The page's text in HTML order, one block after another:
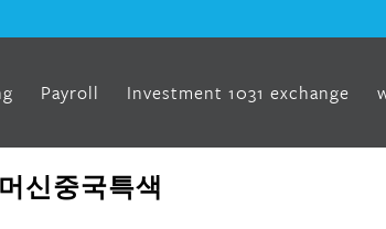
Payroll Investment 1031 exchange
신중국특색